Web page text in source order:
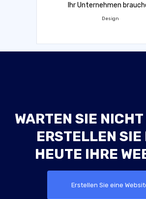
Ihr Unternehmen
Design
WARTEN SIE
ERSTELLEN SIE
HEUTE IHRE
Erstellen Sie eine